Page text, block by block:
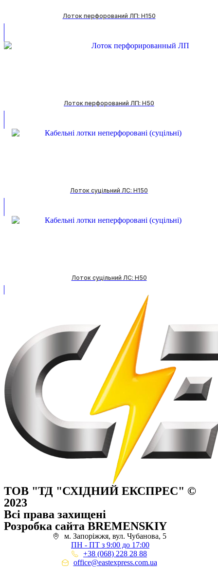
Лоток перфорований ЛП: H150
Лоток перфорований ЛП: H50
Лоток суцільний ЛС: H150
Лоток суцільний ЛС: H50
ТОВ "ТД "СХІДНИЙ ЕКСПРЕС" ©
2023
Всі права захищені
Розробка сайта BREMENSKIY
м. Запоріжжя, вул. Чубанова, 5
ПН - ПТ з 9:00 до 17:00
+38 (068) 228 28 88
office@eastexpress.com.ua